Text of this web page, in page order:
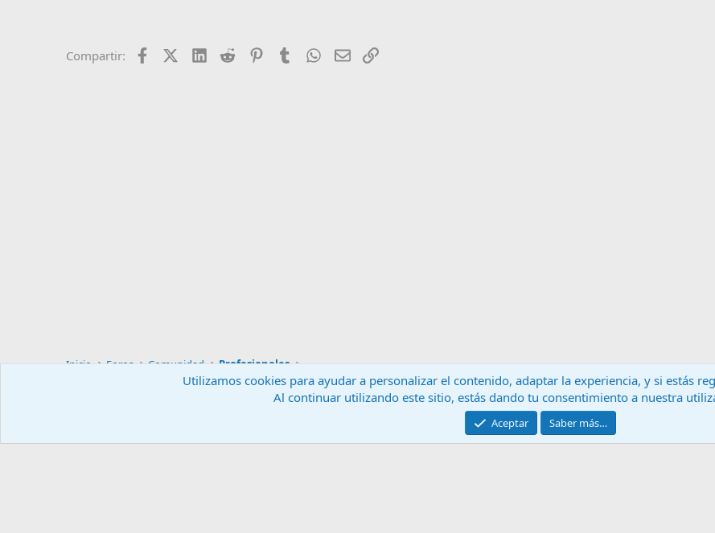
Compartir: FacebookX (Twitter)
LinkedIn
Reddit PinterestTumblrWhatsApp
EmailEnlace
Inicio Foros Comunidad Profesionales
Contáctanos
Community platform by XenForo® © 2010-2024 XenForo Ltd.
Utilizamos cookies para ayudar a personalizar el contenido, adaptar la experiencia, y si estás
Al continuar utilizando este sitio, estás dando tu consentimiento a nuestra
Aceptar Saber más…